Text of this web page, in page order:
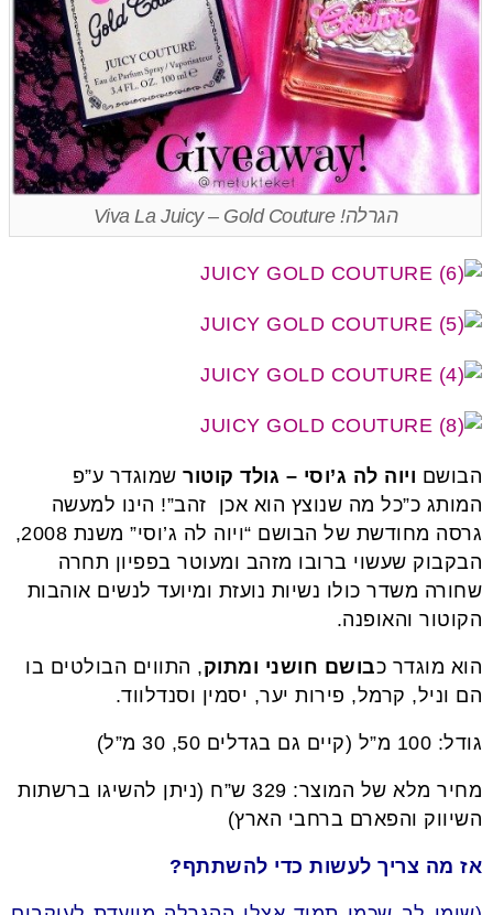
הגרלה! Viva La Juicy – Gold Couture
הבושם ויוה לה ג’וסי – גולד קוטור שמוגדר ע”פ
המותג כ”כל מה שנוצץ הוא אכן זהב”! הינו למעשה
גרסה מחודשת של הבושם “ויוה לה ג’וסי” משנת 2008,
הבקבוק שעשוי ברובו מזהב ומעוטר בפפיון תחרה
שחורה משדר כולו נשיות נועזת ומיועד לנשים אוהבות
הקוטור והאופנה.
הוא מוגדר כבושם חושני ומתוק, התווים הבולטים בו
הם וניל, קרמל, פירות יער, יסמין וסנדלווד.
גודל: 100 מ”ל (קיים גם בגדלים 50, 30 מ”ל)
מחיר מלא של המוצר: 329 ש”ח (ניתן להשיגו ברשתות
השיווק והפארם ברחבי הארץ)
אז מה צריך לעשות כדי להשתתף?